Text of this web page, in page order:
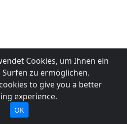
Cookies, um Ihnen ein
zu ermöglichen.
to give you a better
experience.
OK